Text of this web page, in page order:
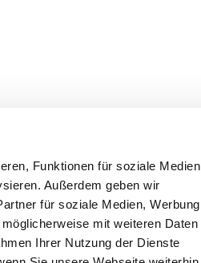
Funktionen für soziale Medien
Außerdem geben wir
für soziale Medien, Werbung
mit weiteren Daten
Ihrer Nutzung der Dienste